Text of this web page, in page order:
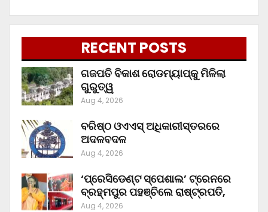
RECENT POSTS
ଗଜପତି ବିକାଶ ରୋଡମ୍ୟାପ୍‌କୁ ମିଳିଲା
ଗୁରୁତ୍ୱ
Aug 4, 2026
ବରିଷ୍ଠ ଓଏଏସ୍‌ ଅଧିକାରୀସ୍ତରରେ
ଅଦଳବଦଳ
Aug 4, 2026
‘ପ୍ରେସିଡେଣ୍ଟ ସ୍ପେଶାଲ’ ଟ୍ରେନରେ
ବ୍ରହ୍ମପୁର ପହଞ୍ଚିଲେ ରାଷ୍ଟ୍ରପତି,
Aug 4, 2026